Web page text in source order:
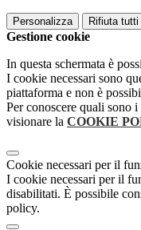
Personalizza Rifiuta tutti
Gestione cookie
In questa schermata è
I cookie necessari sono
piattaforma e non è
Per conoscere quali sono
visionare la COOKIE
Cookie necessari per il
I cookie necessari per il
disabilitati. È possibile
policy.